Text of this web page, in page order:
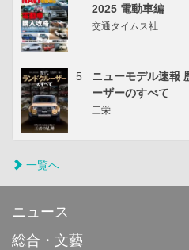
2025 電動車編
交通タイムス社
5
ニューモデル速報
ーザーのすべて
三栄
一覧へ
ニュース
総合・文藝